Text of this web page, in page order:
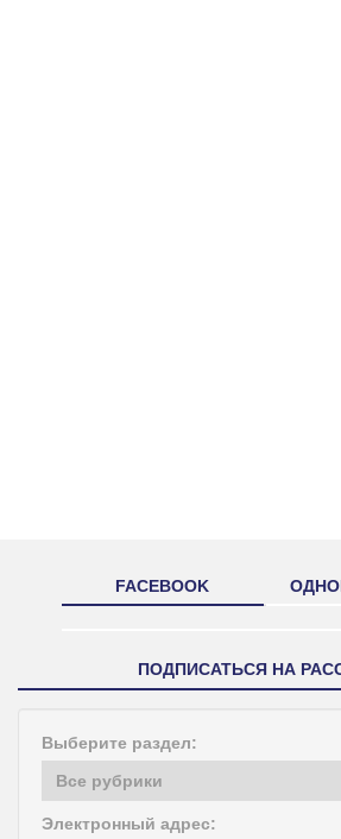
FACEBOOK
ПОДПИСАТЬСЯ НА
Выберите раздел:
Электронный адрес: